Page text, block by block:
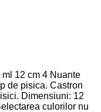
12 cm 4 Nuante
de pisica. Castron
Dimensiuni: 12
culorilor nu